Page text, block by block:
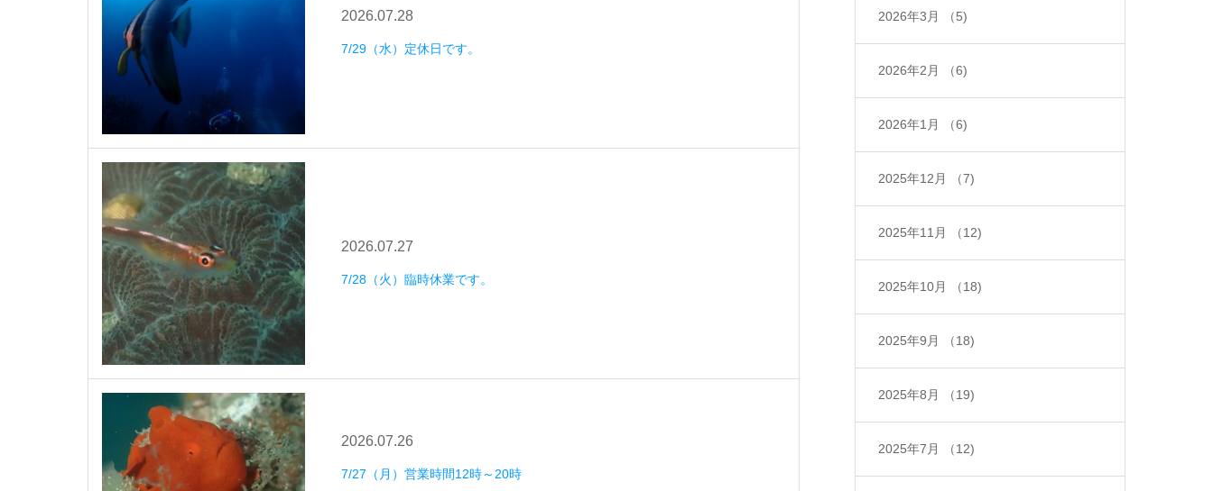
2026.07.28
7/29（水）定休日です。
2026.07.27
7/28（火）臨時休業です。
2026.07.26
7/27（月）営業時間12時～20時
2026年3月 （5)
2026年2月 （6)
2026年1月 （6)
2025年12月 （7)
2025年11月 （12)
2025年10月 （18)
2025年9月 （18)
2025年8月 （19)
2025年7月 （12)